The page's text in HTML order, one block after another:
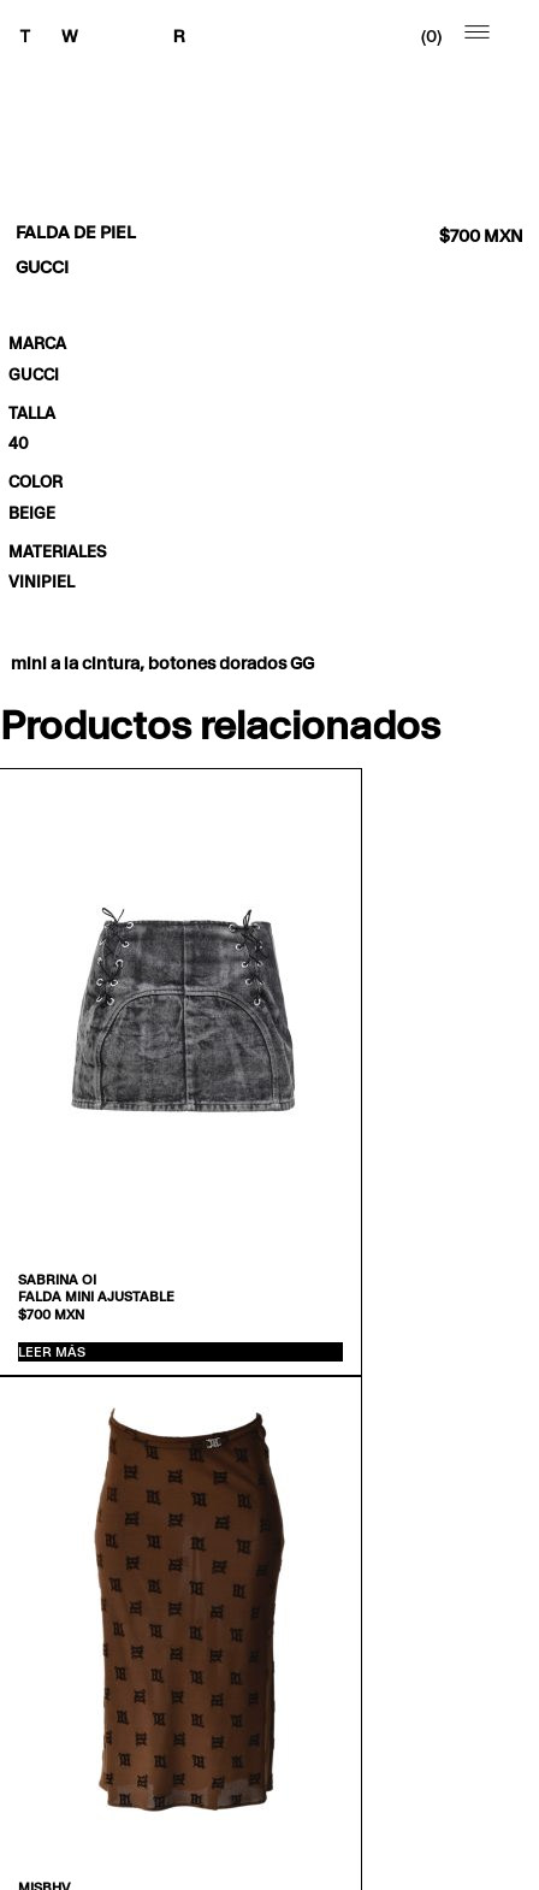
0
FALDA DE PIEL
GUCCI
$700MXN
MARCA
GUCCI
TALLA
40
COLOR
BEIGE
MATERIALES
VINIPIEL
mini a la cintura, botones dorados GG
Productos relacionados
SABRINA OI
FALDA MINI AJUSTABLE
$700MXN
LEER MÁS